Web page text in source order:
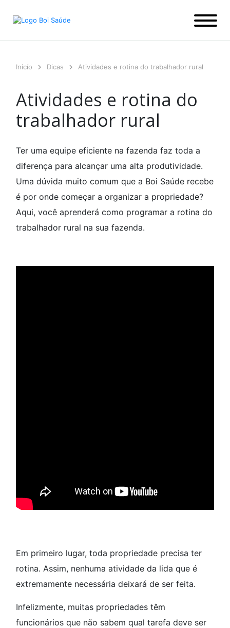
para
Inicío Dicas Atividades e rotina do trabalhador rural
Atividades e rotina do
trabalhador rural
Ter uma equipe eficiente na fazenda faz toda a
diferença para alcançar uma alta produtividade.
Uma dúvida muito comum que a Boi Saúde recebe
é por onde começar a organizar a propriedade?
Aqui, você aprenderá como programar a rotina do
trabalhador rural na sua fazenda.
Em primeiro lugar, toda propriedade precisa ter
rotina. Assim, nenhuma atividade da lida que é
extremamente necessária deixará de ser feita.
Infelizmente, muitas propriedades têm
funcionários que não sabem qual tarefa deve ser